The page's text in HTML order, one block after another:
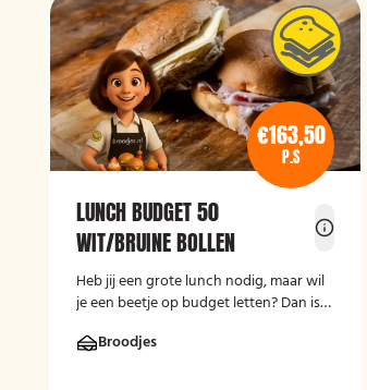
€163,50
P.S
LUNCH BUDGET 50
WIT/BRUINE BOLLEN
Heb jij een grote lunch nodig, maar wil
je een beetje op budget letten? Dan is
Broodjes